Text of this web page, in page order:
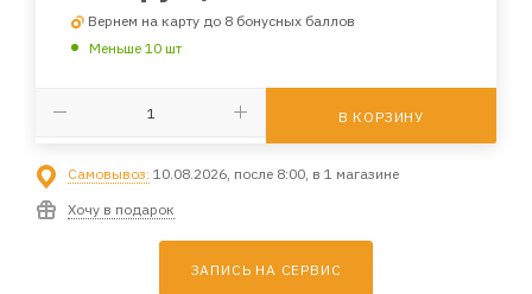
Вернем на карту до 8 бонусных баллов
Меньше 10 шт
В КОРЗИНУ
Самовывоз: 10.08.2026, после 8:00, в 1 магазине
Хочу в подарок
ЗАПИСЬ НА СЕРВИС